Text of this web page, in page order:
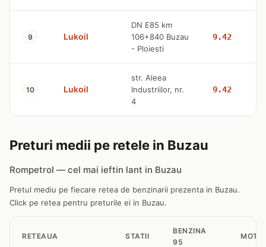
9 Lukoil
DN E85 km
106+840 Buzau
- Ploiesti
9.42
10 Lukoil
str. Aleea
Industriilor, nr.
4
9.42
Preturi medii pe retele in Buzau
Rompetrol — cel mai ieftin lant in Buzau
Pretul mediu pe fiecare retea de benzinarii prezenta in Buzau.
Click pe retea pentru preturile ei in Buzau.
RETEAUA STATII
BENZINA
95